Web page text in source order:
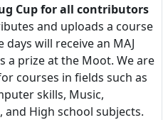
Cup for all contributors
and uploads a course
will receive an MAJ
a prize at the Moot. We are
courses in fields such as
skills, Music,
High school subjects.